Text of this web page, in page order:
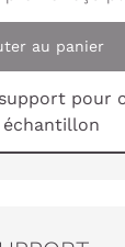
au panier
pour
échantillon